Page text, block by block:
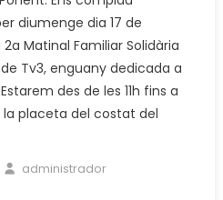
diumenge dia 17 de
Matinal Familiar Solidària
Tv3, enguany dedicada a
des de les 11h fins a
la placeta del costat del
Author
administrador